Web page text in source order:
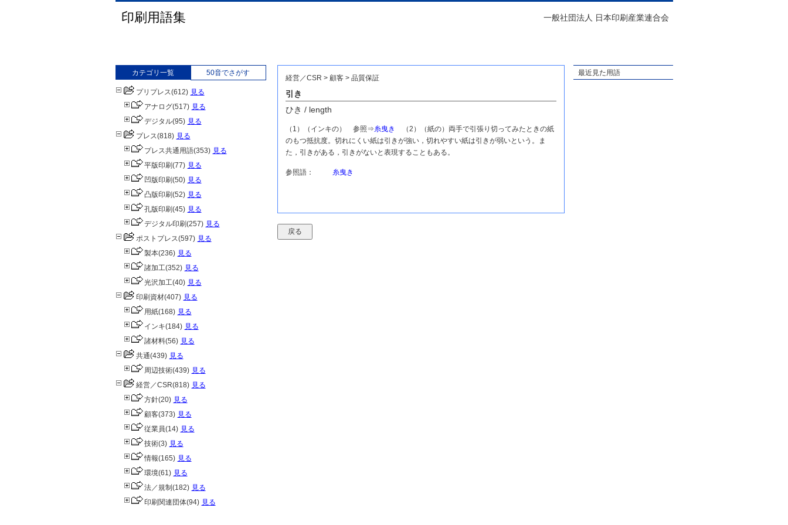
印刷用語集 一般社団法人 日本印刷産業連合会
カテゴリ一覧 50音でさがす
プリプレス(612) 見る
アナログ(517) 見る
デジタル(95) 見る
プレス(818) 見る
プレス共通用語(353) 見る
平版印刷(77) 見る
凹版印刷(50) 見る
凸版印刷(52) 見る
孔版印刷(45) 見る
デジタル印刷(257) 見る
ポストプレス(597) 見る
製本(236) 見る
諸加工(352) 見る
光沢加工(40) 見る
印刷資材(407) 見る
用紙(168) 見る
インキ(184) 見る
諸材料(56) 見る
共通(439) 見る
周辺技術(439) 見る
経営／CSR(818) 見る
方針(20) 見る
顧客(373) 見る
従業員(14) 見る
技術(3) 見る
情報(165) 見る
環境(61) 見る
法／規制 (182) 見る
印刷関連団体(94) 見る
経営／CSR > 顧客 > 品質保証
引き
ひき / length
（1）（インキの） 参照⇒糸曳き
（2）（紙の）両手で引張り切ってみたときの紙
のもつ抵抗度。切れにくい紙は引きが強い，切れやすい紙は引きが弱いという。ま
た，引きがある，引きがないと表現することもある。
参照語： 糸曳き
最近見た用語